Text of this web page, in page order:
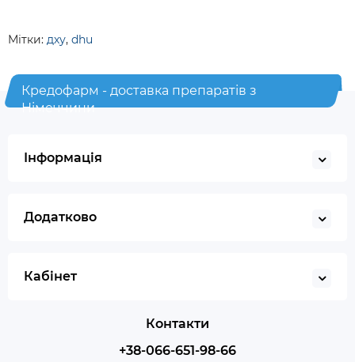
Мітки: дху, dhu
Кредофарм - доставка препаратів з
Німеччини
Інформація
Додатково
Кабінет
Контакти
+38-066-651-98-66